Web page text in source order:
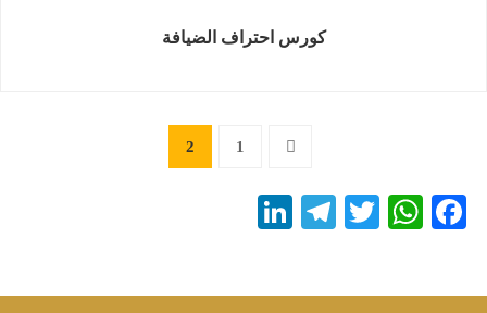
كورس احتراف الضيافة
1
2
Facebook
WhatsApp
Twitter
Telegram